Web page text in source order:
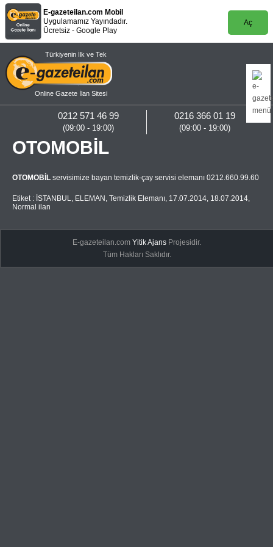
E-gazeteilan.com Mobil
Uygulamamız Yayındadır.
Ücretsiz - Google Play
Aç
Türkiyenin İlk ve Tek
Online Gazete İlan Sitesi
0216 366 01 19
(09:00 - 19:00)
0212 571 46 99
(09:00 - 19:00)
OTOMOBİL
OTOMOBİL servisimize bayan temizlik-çay servisi elemanı 0212.660.99.60
Etiket : İSTANBUL, ELEMAN , Temizlik Elemanı, 17.07.2014, 18.07.2014,
Normal ilan
E-gazeteilan.comYitik Ajans Projesidir.
Tüm Hakları Saklıdır.